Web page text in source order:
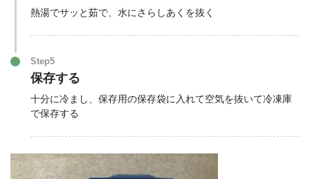
熱湯でサッと茹で、水にさらしあくを抜く
Step5
保存する
十分に冷まし、保存用の保存袋に入れて空気を抜いて冷凍庫
で保存する